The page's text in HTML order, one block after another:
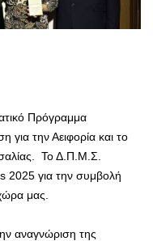
Πρόγραμμα
την Αειφορία και το
Το Δ.Π.Μ.Σ.
2025 για την συμβολή
μας.
αναγνώριση της